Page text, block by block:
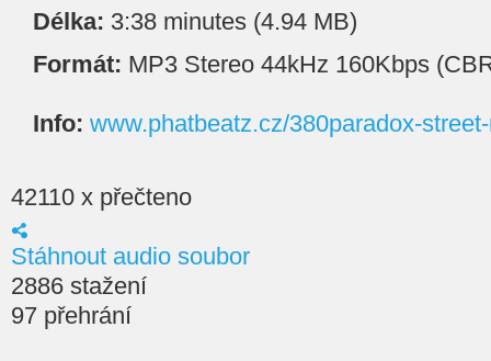
Délka: 3:38 minutes (4.94 MB)
Formát: MP3 Stereo 44kHz 160Kbps
Info: www.phatbeatz.cz/380paradox-
42110 x přečteno
Stáhnout audio soubor
2886 stažení
97 přehrání